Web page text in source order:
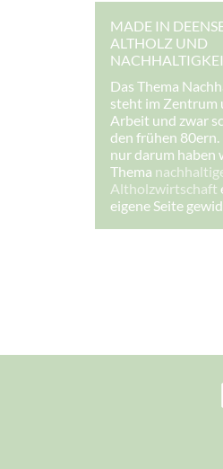
d
r
e
s
e
:
E
-
M
a
i
l
A
MADE IN
ALTHOLZ UND
Das Thema
steht im Zentrum
Arbeit und zwar
den frühen
nur darum haben
Thema
Altholzwirtschaft
eigene Seite